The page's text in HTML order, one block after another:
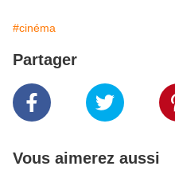
#cinéma
Partager
Vous aimerez aussi